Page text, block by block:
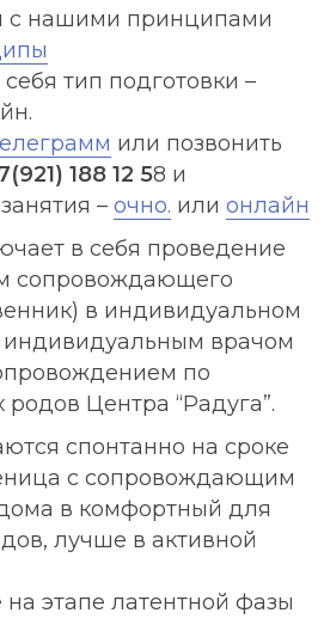
с нашими принципами
тип подготовки –
или позвонить
188 12 58 и
– очно. или онлайн
в себя проведение
сопровождающего
в индивидуальном
врачом
по
Центра “Радуга”.
спонтанно на сроке
с сопровождающим
в комфортный для
лучше в активной
этапе латентной фазы